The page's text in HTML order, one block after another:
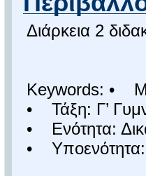
Διάρκεια 2
Keywords: •
• Τάξη: Γ’
• Ενότητα:
• Υποενότητα: